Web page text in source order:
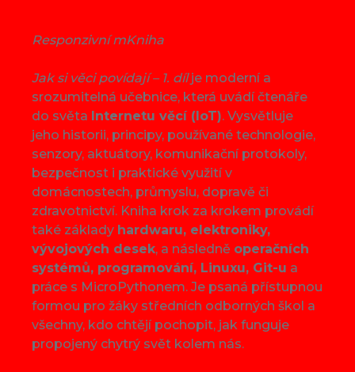
Responzivní mKniha
Jak si věci povídají – 1. dílje moderní a
srozumitelná učebnice, která uvádí čtenáře
do světa Internetu věcí (IoT). Vysvětluje
jeho historii, principy, používané technologie,
senzory, aktuátory, komunikační protokoly,
bezpečnost i praktické využití v
domácnostech, průmyslu, dopravě či
zdravotnictví. Kniha krok za krokem provádí
také základy hardwaru, elektroniky,
vývojových desek, a následně operačních
systémů, programování, Linuxu, Git-u a
práce s MicroPythonem. Je psaná přístupnou
formou pro žáky středních odborných škol a
všechny, kdo chtějí pochopit, jak funguje
propojený chytrý svět kolem nás.